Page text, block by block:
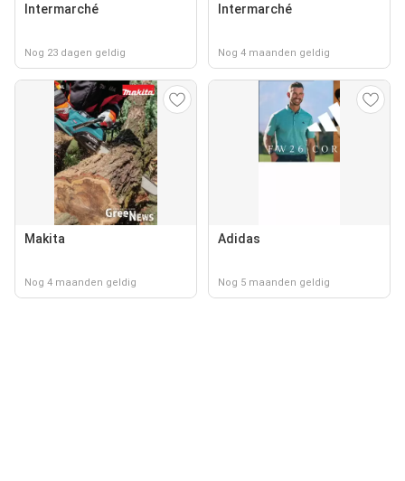
Intermarché
Nog 23 dagen geldig
Intermarché
Nog 4 maanden geldig
Makita
Nog 4 maanden geldig
Adidas
Nog 5 maanden geldig